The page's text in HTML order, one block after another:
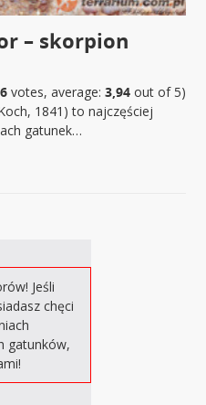
– skorpion
votes, average: 3,94out of 5)
1841) to najczęściej
gatunek…
Jeśli
chęci
gatunków,